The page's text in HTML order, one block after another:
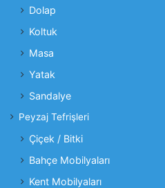
Dolap
Koltuk
Masa
Yatak
Sandalye
Peyzaj Tefrişleri
Çiçek / Bitki
Bahçe Mobilyaları
Kent Mobilyaları